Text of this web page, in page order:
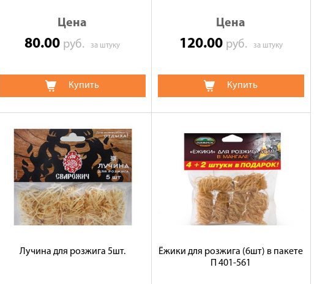
Цена
80.00 руб.за штуку
Купить
Цена
120.00 руб. за штуку
Купить
Лучина для розжига 5шт.
Ёжики для розжига (6шт) в пакете
П 401-561